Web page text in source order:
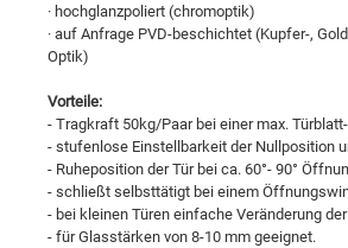
· hochglanzpoliert (chromoptik)
· auf Anfrage PVD-beschichtet (Kupfer-,
Optik)
Vorteile:
- Tragkraft 50kg/Paar bei einer max.
- stufenlose Einstellbarkeit der Nullposition
- Ruheposition der Tür bei ca. 60°- 90°
- schließt selbsttätigt bei einem
- bei kleinen Türen einfache Veränderung
- für Glasstärken von 8-10 mm geeignet.